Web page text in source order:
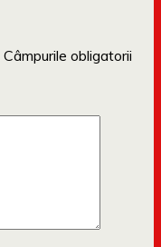
Câmpurile obligatorii